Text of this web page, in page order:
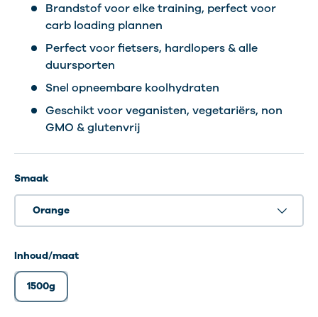
Brandstof voor elke training, perfect voor
carb loading plannen
Perfect voor fietsers, hardlopers & alle
duursporten
Snel opneembare koolhydraten
Geschikt voor veganisten, vegetariërs, non
GMO & glutenvrij
Smaak
Orange
Inhoud/maat
1500g